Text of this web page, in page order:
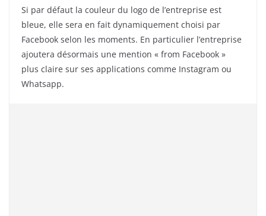
Si par défaut la couleur du logo de l’entreprise est
bleue, elle sera en fait dynamiquement choisi par
Facebook selon les moments. En particulier l’entreprise
ajoutera désormais une mention « from Facebook »
plus claire sur ses applications comme Instagram ou
Whatsapp.